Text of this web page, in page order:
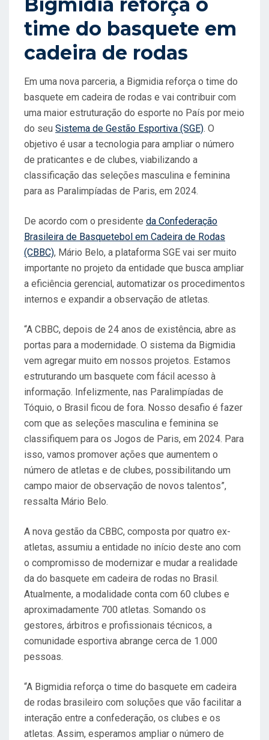
time do basquete em
cadeira de rodas
Em uma nova parceria, a Bigmidia reforça o time do
basquete em cadeira de rodas e vai contribuir com
uma maior estruturação do esporte no País por meio
do seu Sistema de Gestão Esportiva (SGE). O
objetivo é usar a tecnologia para ampliar o número
de praticantes e de clubes, viabilizando a
classificação das seleções masculina e feminina
para as Paralimpíadas de Paris, em 2024.
De acordo com o presidente da Confederação
Brasileira de Basquetebol em Cadeira de Rodas
(CBBC), Mário Belo, a plataforma SGE vai ser muito
importante no projeto da entidade que busca ampliar
a eficiência gerencial, automatizar os procedimentos
internos e expandir a observação de atletas.
“A CBBC, depois de 24 anos de existência, abre as
portas para a modernidade. O sistema da Bigmidia
vem agregar muito em nossos projetos. Estamos
estruturando um basquete com fácil acesso à
informação. Infelizmente, nas Paralimpíadas de
Tóquio, o Brasil ficou de fora. Nosso desafio é fazer
com que as seleções masculina e feminina se
classifiquem para os Jogos de Paris, em 2024. Para
isso, vamos promover ações que aumentem o
número de atletas e de clubes, possibilitando um
campo maior de observação de novos talentos”,
ressalta Mário Belo.
A nova gestão da CBBC, composta por quatro ex-
atletas, assumiu a entidade no início deste ano com
o compromisso de modernizar e mudar a realidade
da do basquete em cadeira de rodas no Brasil.
Atualmente, a modalidade conta com 60 clubes e
aproximadamente 700 atletas. Somando os
gestores, árbitros e profissionais técnicos, a
comunidade esportiva abrange cerca de 1.000
pessoas.
“A Bigmidia reforça o time do basquete em cadeira
de rodas brasileiro com soluções que vão facilitar a
interação entre a confederação, os clubes e os
atletas. Assim, esperamos ampliar o número de